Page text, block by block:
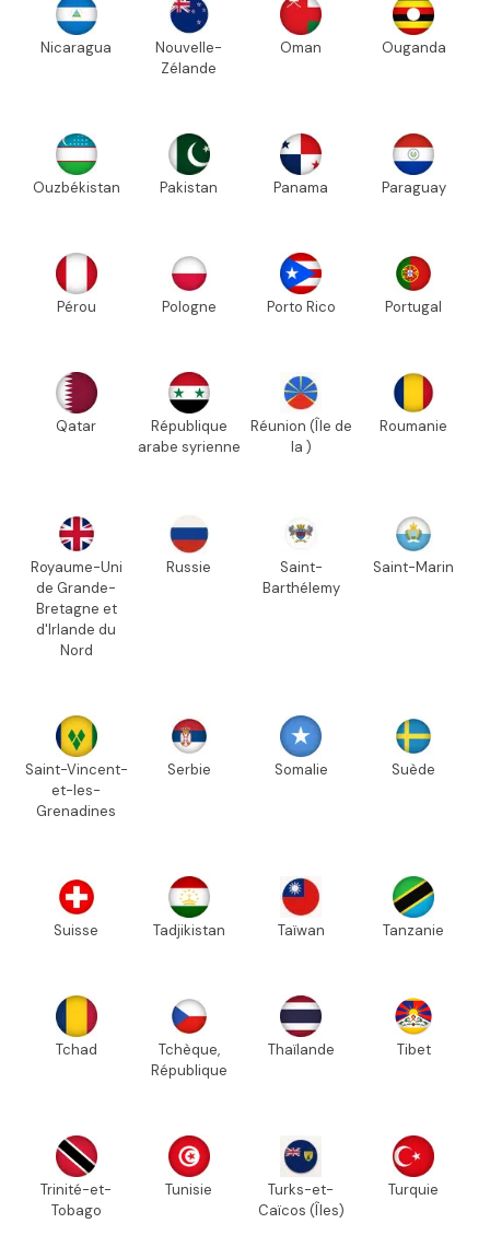
Nicaragua
Nouvelle-
Zélande
Oman Ouganda
Ouzbékistan Pakistan Panama Paraguay
Pérou Pologne Porto Rico Portugal
Qatar
République
arabe syrienne
Réunion (Île de
la )
Roumanie
Royaume-Uni
de Grande-
Bretagne et
d'Irlande du
Nord
Russie
Saint-
Barthélemy
Saint-Marin
Saint-Vincent-
et-les-
Grenadines
Serbie Somalie Suède
Suisse Tadjikistan Taïwan Tanzanie
Tchad
Tchèque,
République
Thaïlande Tibet
Trinité-et-
Tobago
Tunisie
Turks-et-
Caïcos (Îles)
Turquie